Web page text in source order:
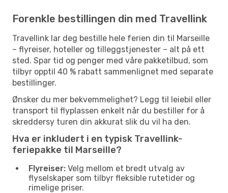
Forenkle bestillingen din med Travellink
Travellink lar deg bestille hele ferien din til Marseille
– flyreiser, hoteller og tilleggstjenester – alt på ett
sted. Spar tid og penger med våre pakketilbud, som
tilbyr opptil 40 % rabatt sammenlignet med separate
bestillinger.
Ønsker du mer bekvemmelighet? Legg til leiebil eller
transport til flyplassen enkelt når du bestiller for å
skreddersy turen din akkurat slik du vil ha den.
Hva er inkludert i en typisk Travellink-
feriepakke til Marseille?
Flyreiser: Velg mellom et bredt utvalg av
flyselskaper som tilbyr fleksible rutetider og
rimelige priser.